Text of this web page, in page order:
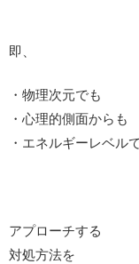
即、
・物理次元でも
・心理的側面からも
・エネルギーレベル
アプローチする
対処方法を